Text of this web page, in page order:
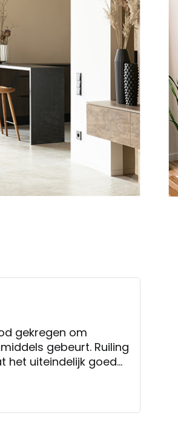
gekregen om
gebeurt. Ruiling
het uiteindelijk goed